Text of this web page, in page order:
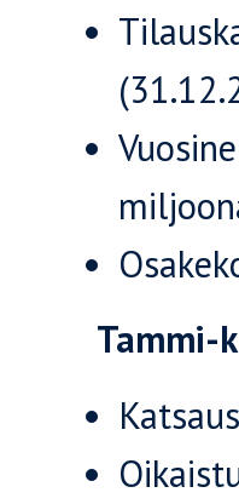
Tammi-